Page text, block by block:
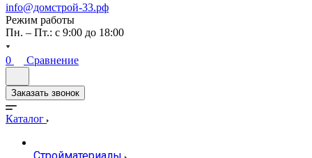
info@домстрой-33.рф
Режим работы
Пн. – Пт.: с 9:00 до 18:00
0 Сравнение
Заказать звонок
Каталог